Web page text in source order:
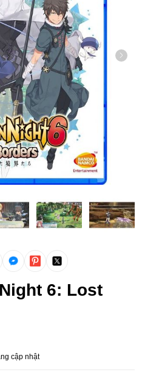
6: Lost
cập nhật